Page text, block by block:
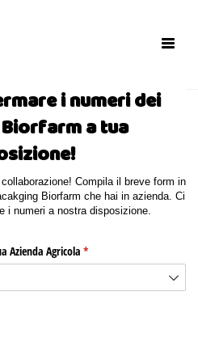
i numeri dei
a tua
Compila il breve form in
Biorfarm che hai in azienda. Ci
i numeri a nostra disposizione.
Azienda Agricola *
(richiesto)